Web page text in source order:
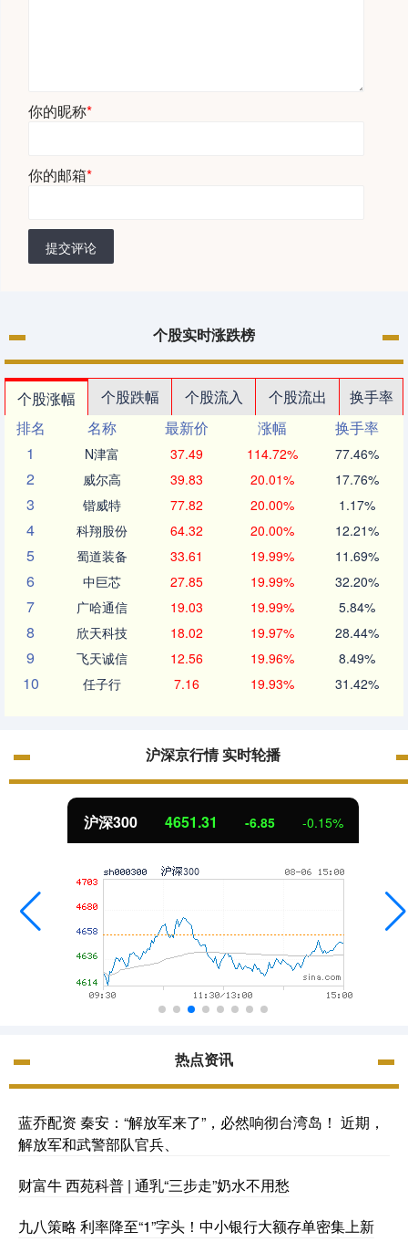
你的昵称*
你的邮箱*
提交评论
个股实时涨跌榜
个股涨幅 个股跌幅 个股流入 个股流出
换手率
排名
名称 最新价 涨幅
换手率
1
N津富 37.49 114.72% 77.46%
2 威尔高 39.83 20.01% 17.76%
3 锴威特 77.82 20.00% 1.17%
4 科翔股份 64.32 20.00% 12.21%
5 蜀道装备 33.61 19.99% 11.69%
6 中巨芯 27.85 19.99% 32.20%
7 广哈通信 19.03 19.99% 5.84%
8 欣天科技 18.02 19.97% 28.44%
9 飞天诚信 12.56 19.96% 8.49%
10 任子行 7.16 19.93% 31.42%
沪深京行情 实时轮播
沪深300 4651.31 -6.85 -0.15%
热点资讯
蓝乔配资 秦安：“解放军来了”，必然响彻台湾岛！ 近期，
解放军和武警部队官兵、
财富牛 西苑科普 | 通乳“三步走”奶水不用愁
九八策略 利率降至“1”字头！中小银行大额存单密集上新